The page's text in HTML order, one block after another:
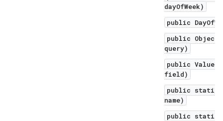
dayOfWeek)
public
public Object
query)
public
field)
public static
name)
public static